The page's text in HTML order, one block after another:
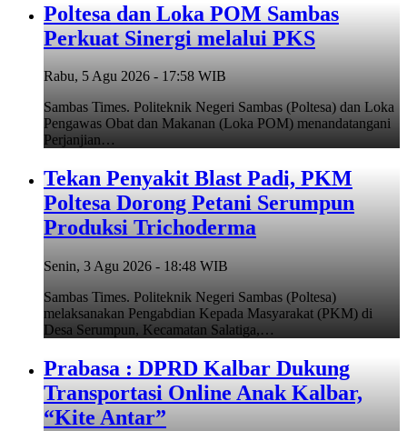
Poltesa dan Loka POM Sambas
Perkuat Sinergi melalui PKS
Rabu, 5 Agu 2026 - 17:58 WIB
Sambas Times. Politeknik Negeri Sambas (Poltesa) dan Loka
Pengawas Obat dan Makanan (Loka POM) menandatangani
Perjanjian…
Tekan Penyakit Blast Padi, PKM
Poltesa Dorong Petani Serumpun
Produksi Trichoderma
Senin, 3 Agu 2026 - 18:48 WIB
Sambas Times. Politeknik Negeri Sambas (Poltesa)
melaksanakan Pengabdian Kepada Masyarakat (PKM) di
Desa Serumpun, Kecamatan Salatiga,…
Prabasa : DPRD Kalbar Dukung
Transportasi Online Anak Kalbar,
“Kite Antar”